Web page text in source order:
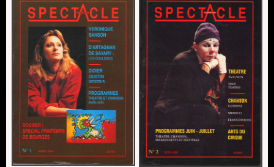
13/06/2026
Dispositif SACD Auteurs d'espaces : les lauréats 2026
18/03/2026